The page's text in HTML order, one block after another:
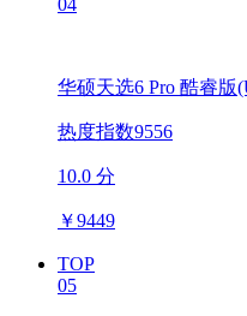
华硕天选6 Pro 酷睿版
热度指数9556
10.0 分
￥9449
TOP
05